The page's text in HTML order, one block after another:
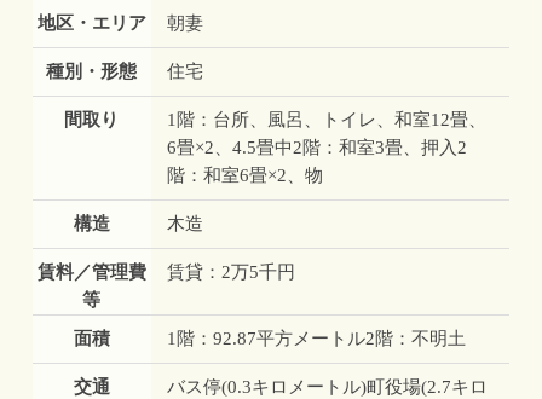
地区・エリア 朝妻
種別・形態 住宅
間取り
1階：台所、風呂、トイレ、和室12畳、
6畳×2、4.5畳中2階：和室3畳、押入2
階：和室6畳×2、物
構造 木造
賃料／管理費
等
賃貸：2万5千円
面積 1階：92.87平方メートル2階：不明土
交通
バス停(0.3キロメートル)町役場(2.7キロ